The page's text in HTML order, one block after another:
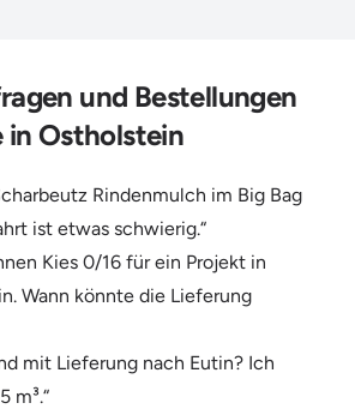
und Bestellungen
Ostholstein
Rindenmulch im Big Bag
ist etwas schwierig.“
Kies 0/16 für ein Projekt in
Wann könnte die Lieferung
mit Lieferung nach Eutin? Ich
m³.“